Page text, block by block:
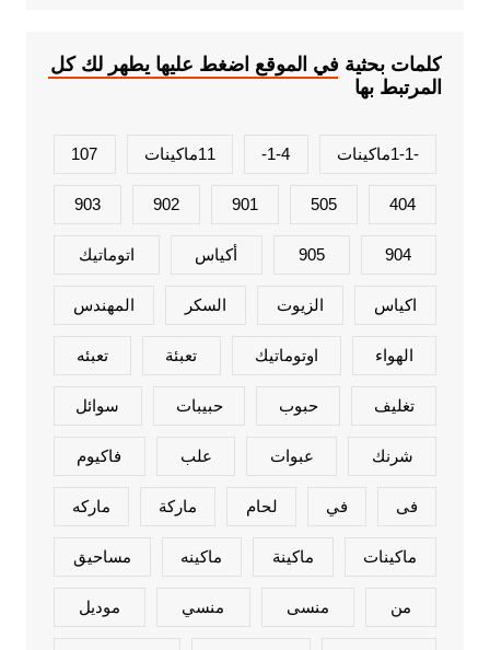
كلمات بحثية في الموقع اضغط عليها يطهر لك كل
المرتبط بها
-1-1ماكينات 1-4- 11ماكينات 107
404
505
901
902
903
904
905 أكياس اتوماتيك
اكياس الزيوت السكر المهندس
الهواء اوتوماتيك تعبئة تعبئه
تغليف حبوب حبيبات سوائل
شرنك عبوات علب فاكيوم
فى في لحام ماركة ماركه
ماكينات ماكينة ماكينه مساحيق
من منسى منسي موديل